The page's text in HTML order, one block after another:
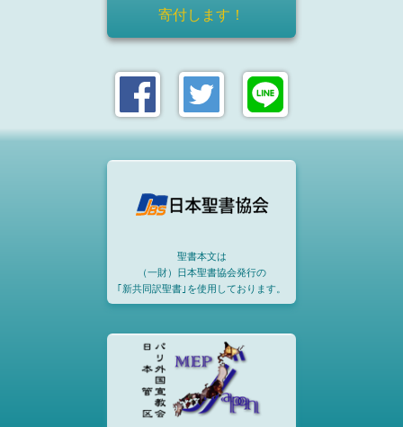
寄付します！
聖書本文は
（一財）日本聖書協会発行の
｢新共同訳聖書｣を使用しております。